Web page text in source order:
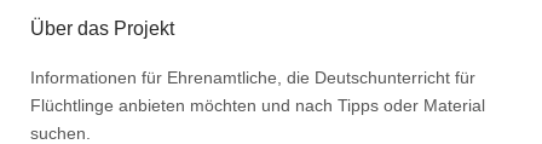
Über das Projekt
Informationen für Ehrenamtliche, die Deutschunterricht für
Flüchtlinge anbieten möchten und nach Tipps oder Material
suchen.